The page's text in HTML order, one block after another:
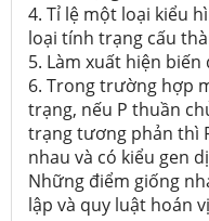
4. Tỉ lệ một loại kiểu
loại tính trạng cấu
5. Làm xuất hiện biến
6. Trong trường hợp
trạng, nếu P thuần
trạng tương phản thì
nhau và có kiểu gen
Những điểm giống
lập và quy luật hoán